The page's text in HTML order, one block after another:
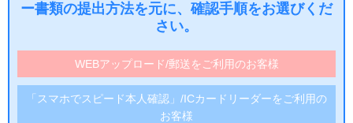
ー書類の提出方法を元に、確認手順をお選びくだ
さい。
WEBアップロード/郵送をご利用のお客様
「スマホでスピード本人確認」/ICカードリーダーをご利用の
お客様